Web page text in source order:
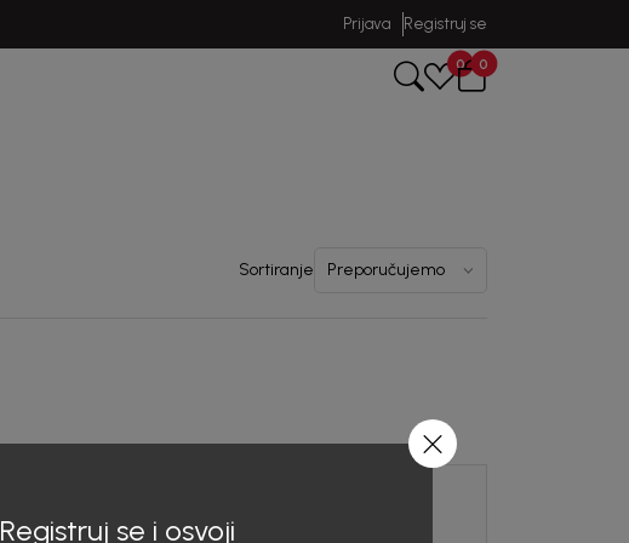
Prijava Registruj se
0 0
Sortiranje
Registruj se i osvoji